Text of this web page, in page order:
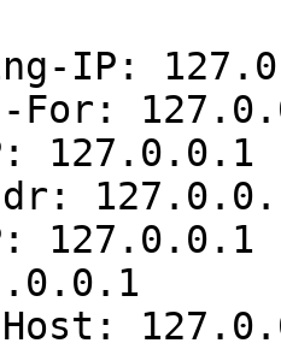
IP:
For:
127.0.0.1
127.0.0.1
Host: